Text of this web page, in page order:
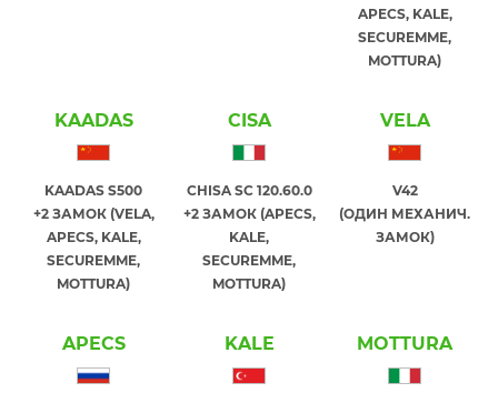
APECS, KALE,
SECUREMME,
MOTTURA)
KAADAS
KAADAS S500
+2 ЗАМОК (VELA,
APECS, KALE,
SECUREMME,
MOTTURA)
CISA
CHISA SC 120.60.0
+2 ЗАМОК (APECS,
KALE,
SECUREMME,
MOTTURA)
VELA
V42
(ОДИН МЕХАНИЧ.
ЗАМОК)
APECS KALE MOTTURA